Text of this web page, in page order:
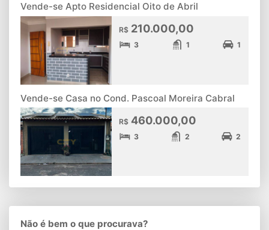
Vende-se Apto Residencial Oito de Abril
R$ 210.000,00
3 1 1
Vende-se Casa no Cond. Pascoal Moreira Cabral
R$ 460.000,00
3 2 2
Não é bem o que procurava?